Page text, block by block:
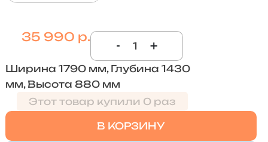
35 990 р.
- +
Ширина 1790 мм, Глубина 1430
мм, Высота 880 мм
Этот товар купили 0 раз
В КОРЗИНУ